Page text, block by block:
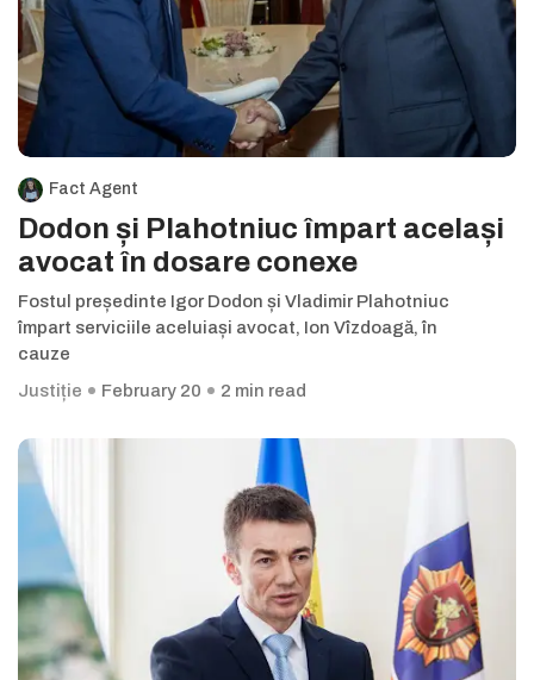
Fact Agent
Dodon și Plahotniuc împart același
avocat în dosare conexe
Fostul președinte Igor Dodon și Vladimir Plahotniuc
împart serviciile aceluiași avocat, Ion Vîzdoagă, în
cauze
Justiție
February 20 2 min read